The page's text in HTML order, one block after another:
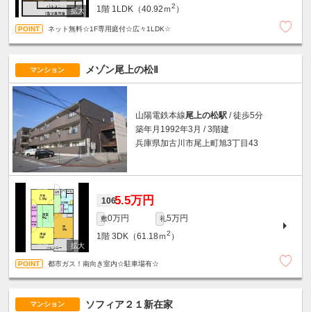
1階 1LDK（40.92ｍ2 ）
ネット無料☆1F専用庭付☆広々1LDK☆
マンション メゾン尾上の松Ⅱ
山陽電鉄本線尾上の松駅 / 徒歩5分
築年月1992年3月 / 3階建
兵庫県加古川市尾上町旭3丁目43
1065.5万円
敷0万円 礼5万円
1階 3DK（61.18ｍ2 ）
都市ガス！南向き室内☆駐車場有☆
マンション ソフィア２１新在家